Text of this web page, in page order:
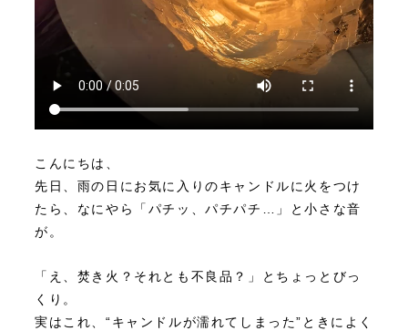
こんにちは、
先日、雨の日にお気に入りのキャンドルに火をつけ
たら、なにやら「パチッ、パチパチ…」と小さな音
が。
「え、焚き火？それとも不良品？」とちょっとびっ
くり。
実はこれ、“キャンドルが濡れてしまった”ときによく